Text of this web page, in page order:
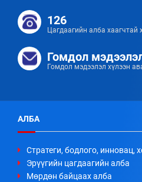
126
Цагдаагийн алба
Гомдол
Гомдол мэдээлэл хүлээн
АЛБА
Стратеги, бодлого, инновац,
Эрүүгийн цагдаагийн алба
Мөрдөн байцаах алба